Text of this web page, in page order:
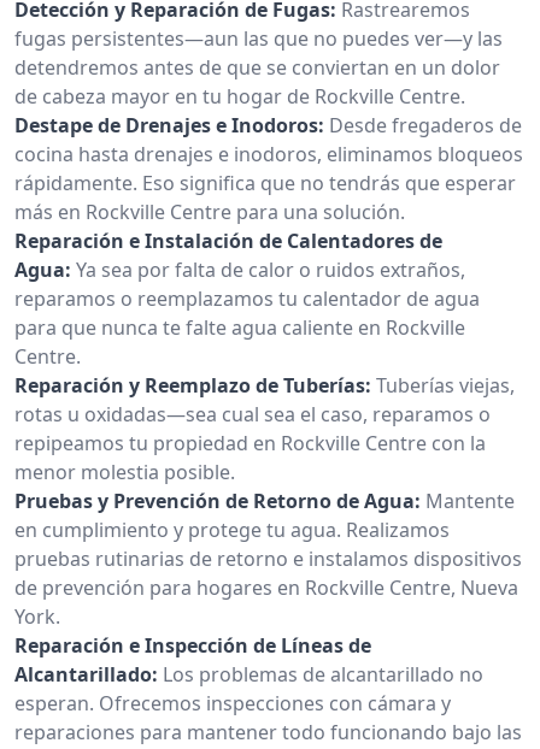
Detección y Reparación de Fugas: Rastrearemos
fugas persistentes—aun las que no puedes ver—y las
detendremos antes de que se conviertan en un dolor
de cabeza mayor en tu hogar de Rockville Centre.
Destape de Drenajes e Inodoros: Desde fregaderos de
cocina hasta drenajes e inodoros, eliminamos bloqueos
rápidamente. Eso significa que no tendrás que esperar
más en Rockville Centre para una solución.
Reparación e Instalación de Calentadores de
Agua: Ya sea por falta de calor o ruidos extraños,
reparamos o reemplazamos tu calentador de agua
para que nunca te falte agua caliente en Rockville
Centre.
Reparación y Reemplazo de Tuberías: Tuberías viejas,
rotas u oxidadas—sea cual sea el caso, reparamos o
repipeamos tu propiedad en Rockville Centre con la
menor molestia posible.
Pruebas y Prevención de Retorno de Agua: Mantente
en cumplimiento y protege tu agua. Realizamos
pruebas rutinarias de retorno e instalamos dispositivos
de prevención para hogares en Rockville Centre, Nueva
York.
Reparación e Inspección de Líneas de
Alcantarillado: Los problemas de alcantarillado no
esperan. Ofrecemos inspecciones con cámara y
reparaciones para mantener todo funcionando bajo las